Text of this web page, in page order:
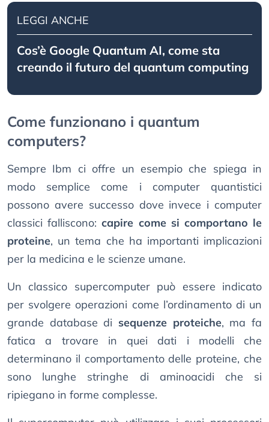
LEGGI ANCHE
Cos’è Google Quantum AI, come sta
creando il futuro del quantum computing
Come funzionano i quantum
computers?
Sempre Ibm ci offre un esempio che spiega in
modo semplice come i computer quantistici
possono avere successo dove invece i computer
classici falliscono:capire come si comportano le
proteine, un tema che ha importanti implicazioni
per la medicina e le scienze umane.
Un classico supercomputer può essere indicato
per svolgere operazioni come l’ordinamento di un
grande database di sequenze proteiche, ma fa
fatica a trovare in quei dati i modelli che
determinano il comportamento delle proteine, che
sono lunghe stringhe di aminoacidi che si
ripiegano in forme complesse.